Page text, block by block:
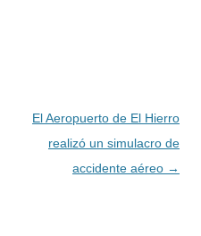
El Aeropuerto de El Hierro
realizó un simulacro de
accidente aéreo →